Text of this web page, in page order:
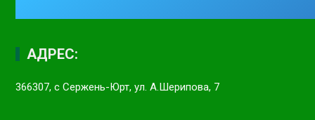
АДРЕС:
366307, с Сержень-Юрт, ул. А.Шерипова, 7